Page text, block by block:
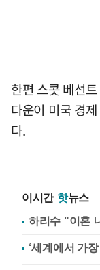
한편 스콧 베선
다운이 미국 경
다.
이시간 핫뉴스
하리수 "이혼